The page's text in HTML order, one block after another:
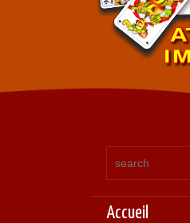
Accueil